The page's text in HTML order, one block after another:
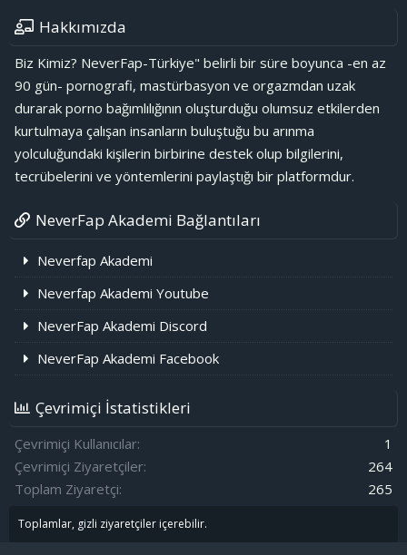
Hakkımızda
Biz Kimiz? NeverFap-Türkiye" belirli bir süre boyunca -en az
90 gün- pornografi, mastürbasyon ve orgazmdan uzak
durarak porno bağımlılığının oluşturduğu olumsuz etkilerden
kurtulmaya çalışan insanların buluştuğu bu arınma
yolculuğundaki kişilerin birbirine destek olup bilgilerini,
tecrübelerini ve yöntemlerini paylaştığı bir platformdur.
NeverFap Akademi Bağlantıları
Neverfap Akademi
Neverfap Akademi Youtube
NeverFap Akademi Discord
NeverFap Akademi Facebook
Çevrimiçi İstatistikleri
Çevrimiçi Kullanıcılar
1
Çevrimiçi Ziyaretçiler
264
Toplam Ziyaretçi
265
Toplamlar, gizli ziyaretçiler içerebilir.